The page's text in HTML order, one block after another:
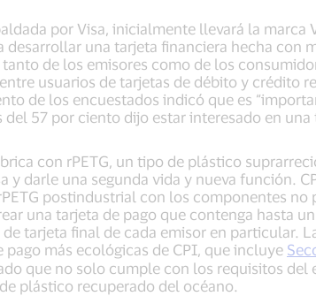
por Visa, inicialmente llevará la marca
una tarjeta financiera hecha con
de los emisores como de los
usuarios de tarjetas de débito y crédito
de los encuestados indicó que es
57 por ciento dijo estar interesado en
con rPETG, un tipo de plástico
y darle una segunda vida y nueva función.
postindustrial con los componentes
una tarjeta de pago que contenga hasta
tarjeta final de cada emisor en particular.
más ecológicas de CPI, que incluye
que no solo cumple con los requisitos del
plástico recuperado del océano.